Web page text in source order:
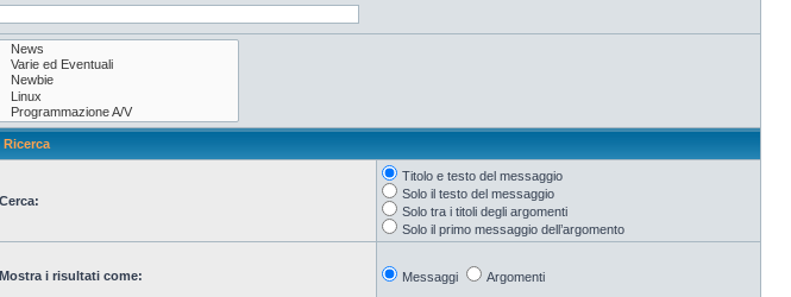
Cerca:
Titolo e testo del messaggio
Solo il testo del messaggio
Solo tra i titoli degli argomenti
Solo il primo messaggio dell’argomento
Mostra i risultati come: Messaggi Argomenti